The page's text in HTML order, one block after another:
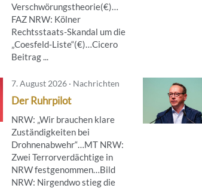
Verschwörungstheorie(€)…
FAZ NRW: Kölner
Rechtsstaats-Skandal um die
„Coesfeld-Liste“(€)…Cicero
Beitrag ...
7. August 2026 · Nachrichten
Der Ruhrpilot
NRW: „Wir brauchen klare
Zuständigkeiten bei
Drohnenabwehr“…MT NRW:
Zwei Terrorverdächtige in
NRW festgenommen…Bild
NRW: Nirgendwo stieg die